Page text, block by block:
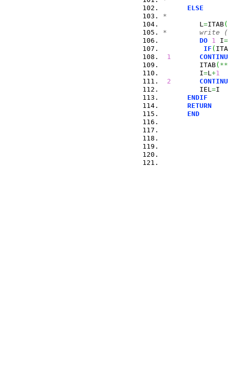
ELSE
*
         L
=ITAB(
*        write
DO 1 I=
IF (
1
         ITAB
( **
         I
=L +1
2
         IEL
=I
ENDIF
RETURN
END